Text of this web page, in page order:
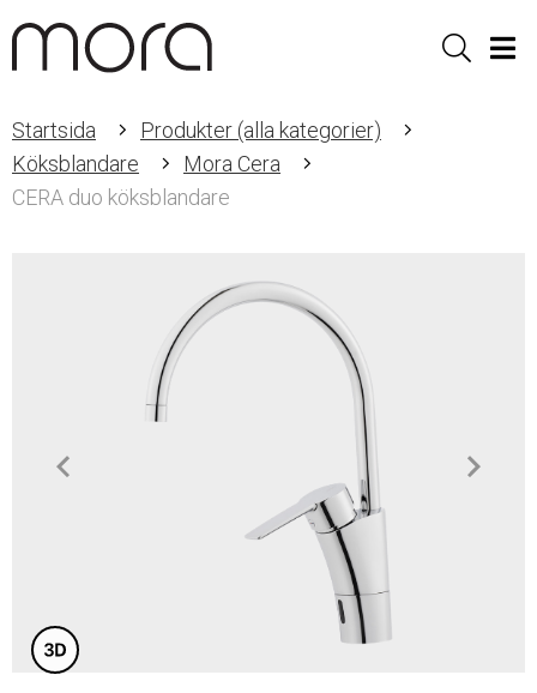
Sök
Startsida
Produkter (alla kategorier)
Köksblandare
Mora Cera
CERA duo köksblandare